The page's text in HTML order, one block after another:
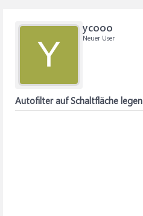
Y
ycooo
Neuer User
Autofilter auf Schaltfläche legen